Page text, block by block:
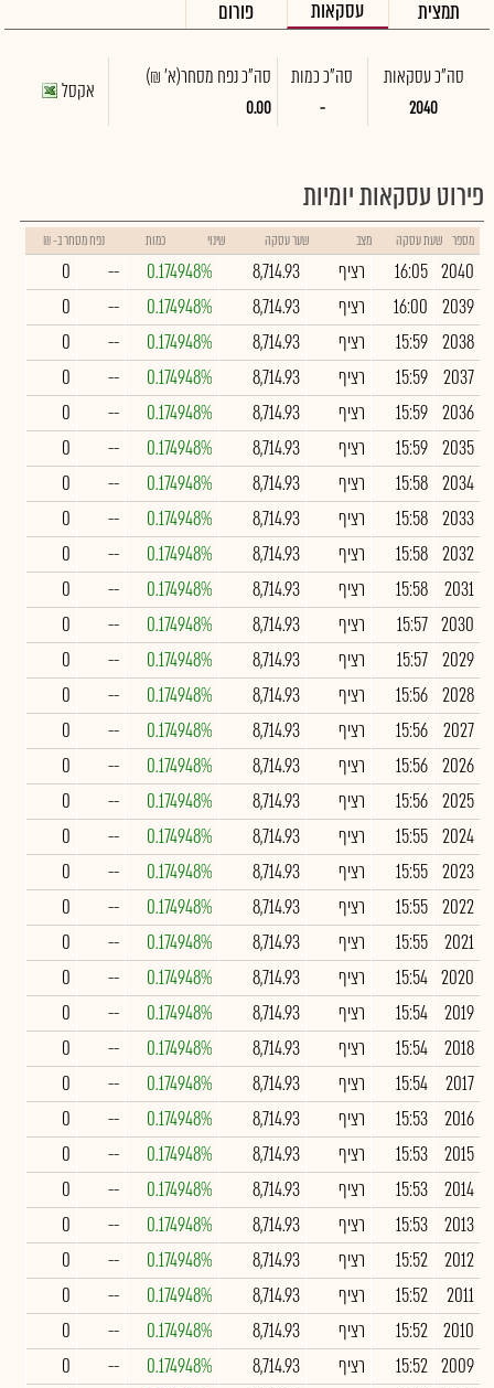
תמצית עסקאות פורום
סה"כ עסקאות
2040
סה"כ כמות
-
סה"כ נפח מסחר(א' ₪)
0.00
אקסל
פירוט עסקאות יומיות
מספר שעת עסקה מצב שער עסקה שינוי כמות נפח מסחר ב- ₪
2040
16:05 רציף 8,714.93
0.174948%
--
0
2039
16:00 רציף 8,714.93
0.174948%
--
0
2038
15:59 רציף 8,714.93
0.174948%
--
0
2037
15:59 רציף 8,714.93
0.174948%
--
0
2036
15:59 רציף 8,714.93
0.174948%
--
0
2035
15:59 רציף 8,714.93
0.174948%
--
0
2034
15:58 רציף 8,714.93
0.174948%
--
0
2033
15:58 רציף 8,714.93
0.174948%
--
0
2032
15:58 רציף 8,714.93
0.174948%
--
0
2031
15:58 רציף 8,714.93
0.174948%
--
0
2030
15:57 רציף 8,714.93
0.174948%
--
0
2029
15:57 רציף 8,714.93
0.174948%
--
0
2028
15:56 רציף 8,714.93
0.174948%
--
0
2027
15:56 רציף 8,714.93
0.174948%
--
0
2026
15:56 רציף 8,714.93
0.174948%
--
0
2025
15:56 רציף 8,714.93
0.174948%
--
0
2024
15:55 רציף 8,714.93
0.174948%
--
0
2023
15:55 רציף 8,714.93
0.174948%
--
0
2022
15:55 רציף 8,714.93
0.174948%
--
0
2021
15:55 רציף 8,714.93
0.174948%
--
0
2020
15:54 רציף 8,714.93
0.174948%
--
0
2019
15:54 רציף 8,714.93
0.174948%
--
0
2018
15:54 רציף 8,714.93
0.174948%
--
0
2017
15:54 רציף 8,714.93
0.174948%
--
0
2016
15:53 רציף 8,714.93
0.174948%
--
0
2015
15:53 רציף 8,714.93
0.174948%
--
0
2014
15:53 רציף 8,714.93
0.174948%
--
0
2013
15:53 רציף 8,714.93
0.174948%
--
0
2012
15:52 רציף 8,714.93
0.174948%
--
0
2011
15:52 רציף 8,714.93
0.174948%
--
0
2010
15:52 רציף 8,714.93
0.174948%
--
0
2009
15:52 רציף 8,714.93
0.174948%
--
0